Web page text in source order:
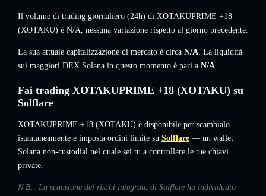
Il volume di trading giornaliero (24h) di XOTAKUPRIME +18
(XOTAKU) è N/A, nessuna variazione rispetto al giorno precedente.
La sua attuale capitalizzazione di mercato è circa N/A. La liquidità
sui maggiori DEX Solana in questo momento è pari a N/A.
Fai trading XOTAKUPRIME +18 (XOTAKU) su
Solflare
XOTAKUPRIME +18 (XOTAKU) è disponibile per scambialo
istantaneamente e imposta ordini limite su Solflare — un wallet
Solana non-custodial nel quale sei tu a controllare le tue chiavi
private.
N.B.: La scansione dei rischi integrata di Solflare ha individuato